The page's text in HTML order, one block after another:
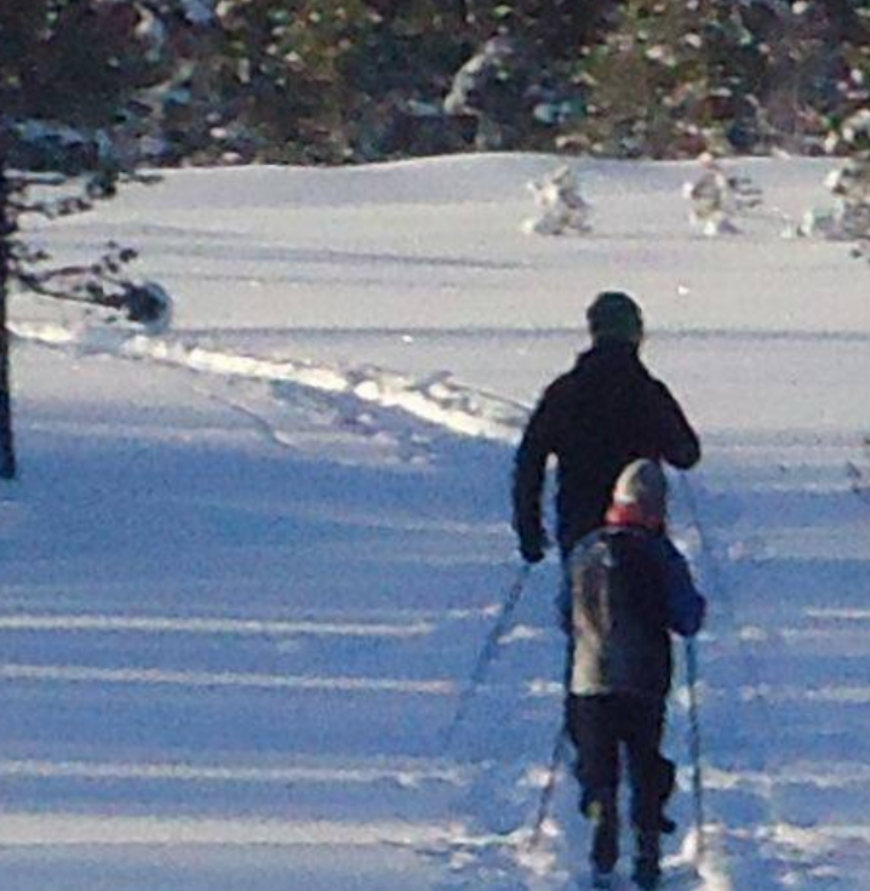
Stavanger
Trondheim
Fredrikstad
Tønsberg
Rjukan
Steinkjer
Lillehammer
Lærdal
Førde
Ålesund
Sandefjord
Kragerø
Lom